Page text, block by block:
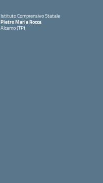
Istituto Comprensivo Statale
Pietro Maria Rocca
Alcamo (TP)